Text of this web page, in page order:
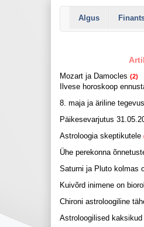
Algus
Mozart ja Damocles (2)
Ilvese horoskoop
8. maja ja äriline tegevus
Päikesevarjutus
Astroloogia skeptikutele
Ühe perekonna
Saturni ja Pluto kolmas
Kuivõrd inimene on
Chironi astroloogiline
Astroloogilised kaksikud